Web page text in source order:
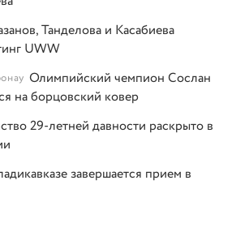
Танделова и Касабиева
UWW
Олимпийский чемпион Сослан
на борцовский ковер
29-летней давности раскрыто в
завершается прием в